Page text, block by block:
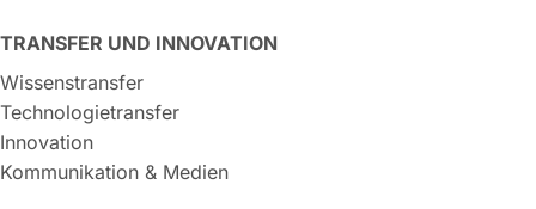
TRANSFER UND INNOVATION
Wissenstransfer
Technologietransfer
Innovation
Kommunikation & Medien